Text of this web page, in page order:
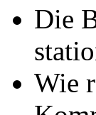
Die
Wie